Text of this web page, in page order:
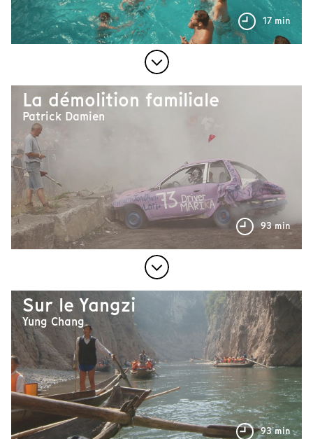
17 min
La démolition familiale
Patrick Damien
93 min
Sur le Yangzi
Yung Chang
93 min